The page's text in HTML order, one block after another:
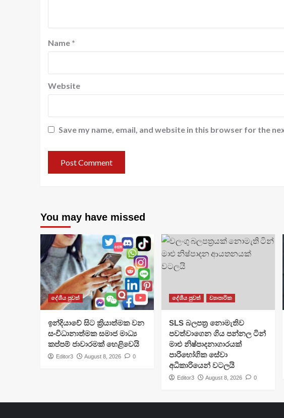
Name *
Website
Save my name, email, and website in this browser for the
You may have missed
දේශීය පුවත්
​ඉන්දියාවේ සිට ක්‍රියාත්මක වන
සංවිධානාත්මක සමාජ මාධ්‍ය
කප්පම් ජාවාරමක් හෙළිවෙයි
Editor3 August 8, 2026 0
දේශීය පුවත් ව්‍යාපාරික
SLS බලපත්‍ර නොමැතිව
පවත්වාගෙන ගිය පන්නල ටින්
මාළු නිෂ්පාදනාගාරයක්
පාරිභෝගික සේවා
අධිකාරියෙන් වටලයි
Editor3 August 8, 2026 0